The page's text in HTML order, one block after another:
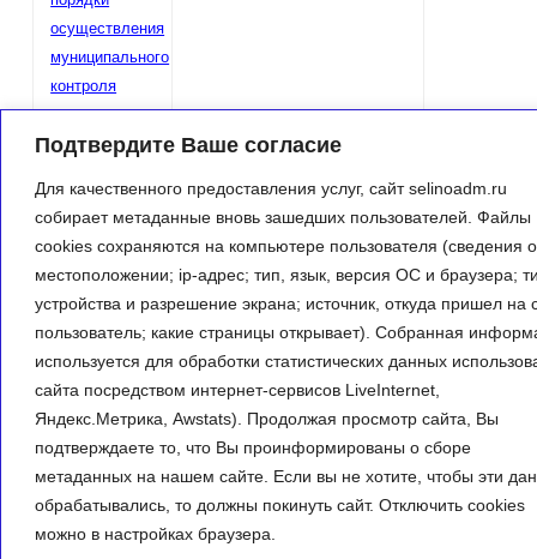
Подтвердите Ваше согласие
Для качественного предоставления услуг, сайт selinoadm.ru
собирает метаданные вновь зашедших пользователей. Файлы
cookies сохраняются на компьютере пользователя (сведения о
местоположении; ip-адрес; тип, язык, версия ОС и браузера;
устройства и разрешение экрана; источник, откуда пришел на
пользователь; какие страницы открывает). Собранная
используется для обработки статистических данных
сайта посредством интернет-сервисов LiveInternet,
Яндекс.Метрика, Awstats). Продолжая просмотр сайта, Вы
подтверждаете то, что Вы проинформированы о сборе
метаданных на нашем сайте. Если вы не хотите, чтобы эти
обрабатывались, то должны покинуть сайт. Отключить cookies
можно в настройках браузера.
осуществления
муниципального
контроля
© 2013 Администрация МО Паскинское сельское поселение
Кильмезского района Кировской области